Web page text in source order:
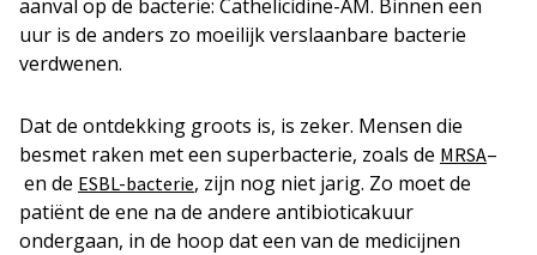
aanval op de bacterie: Cathelicidine-AM. Binnen een
uur is de anders zo moeilijk verslaanbare bacterie
verdwenen.
Dat de ontdekking groots is, is zeker. Mensen die
besmet raken met een superbacterie, zoals de MRSA–
en de ESBL-bacterie, zijn nog niet jarig. Zo moet de
patiënt de ene na de andere antibioticakuur
ondergaan, in de hoop dat een van de medicijnen